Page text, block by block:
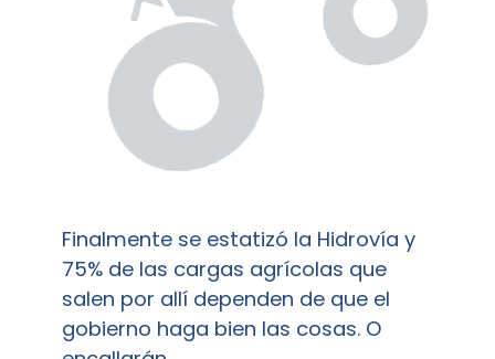
Finalmente se estatizó la Hidrovía y
75% de las cargas agrícolas que
salen por allí dependen de que el
gobierno haga bien las cosas. O